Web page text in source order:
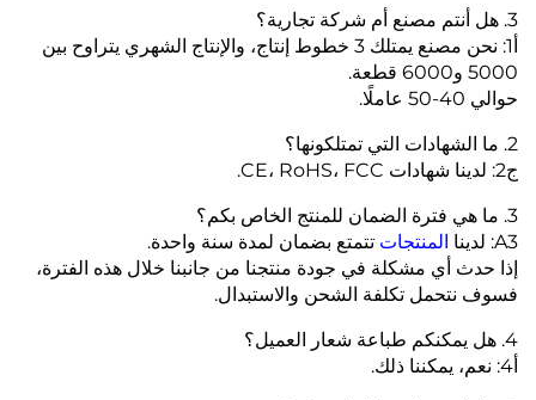
3. هل أنتم مصنع أم شركة تجارية؟
أ1: نحن مصنع يمتلك 3 خطوط إنتاج، والإنتاج الشهري يتراوح بين
5000 و6000 قطعة.
حوالي 40-50 عاملًا.
2. ما الشهادات التي تمتلكونها؟
ج2: لدينا شهادات CE، RoHS، FCC.
3. ما هي فترة الضمان للمنتج الخاص بكم؟
A3: لدينا
المنتجات تتمتع بضمان لمدة سنة واحدة.
إذا حدث أي مشكلة في جودة منتجنا من جانبنا خلال هذه الفترة،
فسوف نتحمل تكلفة الشحن والاستبدال.
4. هل يمكنكم طباعة شعار العميل؟
أ4: نعم، يمكننا ذلك.